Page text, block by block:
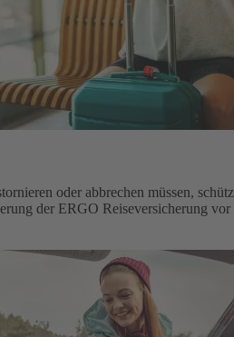
oder abbrechen müssen,
der ERGO Reiseversicherung vor